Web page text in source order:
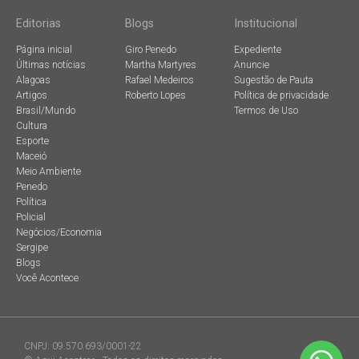
Editorias
Página inicial
Últimas notícias
Alagoas
Artigos
Brasil/Mundo
Cultura
Esporte
Maceió
Meio Ambiente
Penedo
Política
Policial
Negócios/Economia
Sergipe
Blogs
Você Acontece
Blogs
Giro Penedo
Martha Martyres
Rafael Medeiros
Roberto Lopes
Institucional
Expediente
Anuncie
Sugestão de Pauta
Política de privacidade
Termos de Uso
CNPJ: 09.570.693/0001-22